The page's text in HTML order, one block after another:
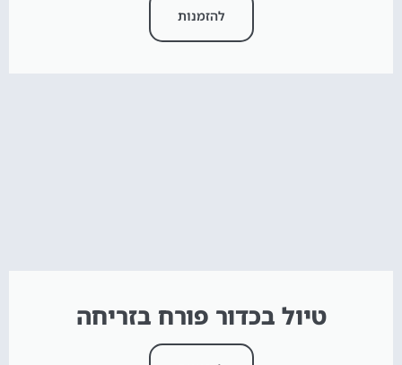
להזמנות
טיול בכדור פורח בזריחה